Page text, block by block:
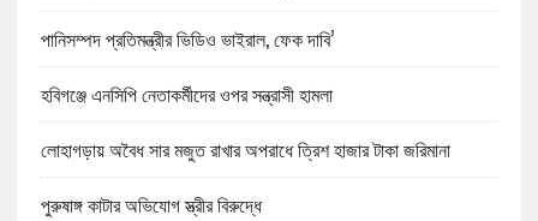
পানিসম্পদ প্রতিমন্ত্রীর ভিডিও ভাইরাল, ফেক দাবি’
হবিগঞ্জে এনসিপি নেতাকর্মীদের ওপর সন্ত্রাসী হামলা
লোহাগড়ায় অবৈধ সার মজুত রাখার অপরাধে ত্রিশ হাজার টাকা জরিমানা
পুরুষাঙ্গ কাটার অভিযোগ স্ত্রীর বিরুদ্ধে